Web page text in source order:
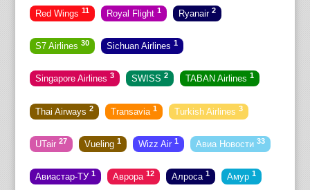
Red Wings 11 Royal Flight 1 Ryanair 2
S7 Airlines 30 Sichuan Airlines 1
Singapore Airlines 3 SWISS 2 TABAN Airlines 1
Thai Airways 2 Transavia 1 Turkish Airlines 3
UTair 27 Vueling 1 Wizz Air 1 Авиа Новости 33
Авиастар-ТУ 1 Аврора 12 Алроса 1 Амур 1